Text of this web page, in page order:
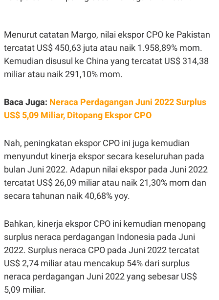
A
M
N
T
E
R
E
A
R
I
KANAL
S
A
T
A
T
A
A
G
E
K
O
L
I
Menurut catatan Margo, nilai ekspor CPO ke Pakistan
tercatat US$ 450,63 juta atau naik 1.958,89% mom.
Kemudian disusul ke China yang tercatat US$ 314,38
miliar atau naik 291,10% mom.
Baca Juga: Neraca Perdagangan Juni 2022 Surplus
US$ 5,09 Miliar, Ditopang Ekspor CPO
Nah, peningkatan ekspor CPO ini juga kemudian
menyundut kinerja ekspor secara keseluruhan pada
bulan Juni 2022. Adapun nilai ekspor pada Juni 2022
tercatat US$ 26,09 miliar atau naik 21,30% mom dan
secara tahunan naik 40,68% yoy.
Bahkan, kinerja ekspor CPO ini kemudian menopang
surplus neraca perdagangan Indonesia pada Juni
2022. Surplus neraca CPO pada Juni 2022 tercatat
US$ 2,74 miliar atau mencakup 54% dari surplus
neraca perdagangan Juni 2022 yang sebesar US$
5,09 miliar.